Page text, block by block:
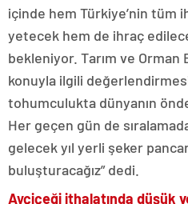
içinde hem Türkiye’nin tüm
yetecek hem de ihraç
bekleniyor. Tarım ve Orman
konuyla ilgili
tohumculukta dünyanın
Her geçen gün de
gelecek yıl yerli şeker
buluşturacağız” dedi.
Ayçiçeği ithalatında düşük